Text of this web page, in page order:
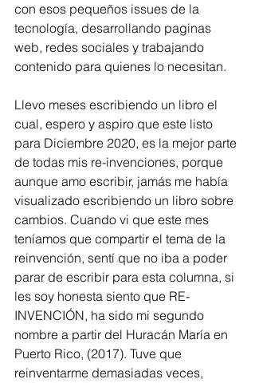
con esos pequeños issues de la
tecnología, desarrollando paginas
web, redes sociales y trabajando
contenido para quienes lo necesitan.
Llevo meses escribiendo un libro el
cual, espero y aspiro que este listo
para Diciembre 2020, es la mejor parte
de todas mis re-invenciones, porque
aunque amo escribir, jamás me había
visualizado escribiendo un libro sobre
cambios. Cuando vi que este mes
teníamos que compartir el tema de la
reinvención, sentí que no iba a poder
parar de escribir para esta columna, si
les soy honesta siento que RE-
INVENCIÓN, ha sido mi segundo
nombre a partir del Huracán María en
Puerto Rico, (2017). Tuve que
reinventarme demasiadas veces,